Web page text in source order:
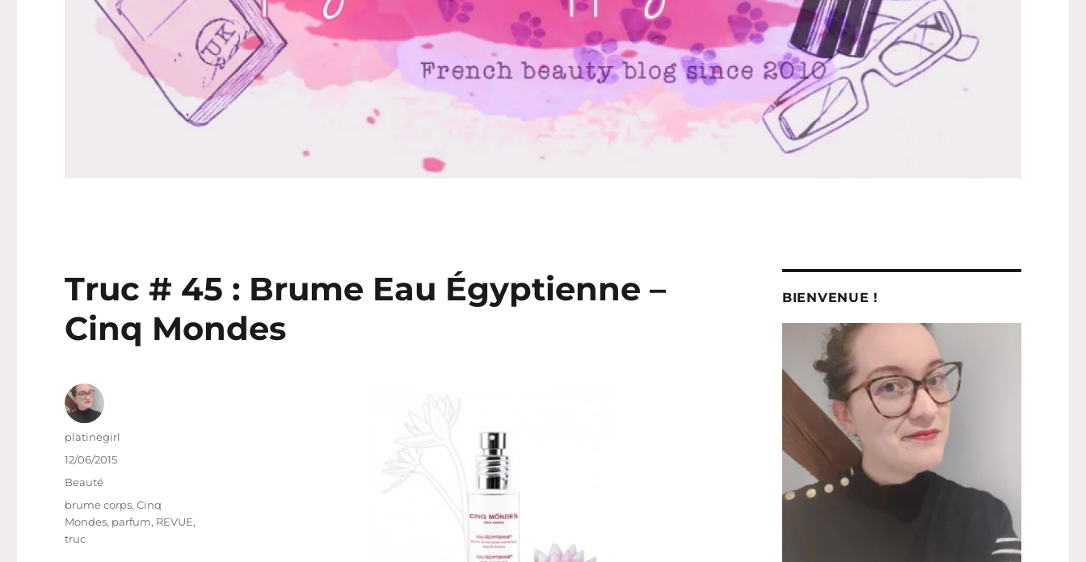
Truc # 45 : Brume Eau Égyptienne –
Cinq Mondes
Auteur
platinegirl
Publié
12/06/2015
Catégories
Beauté
Étiquettes
brume corps,Cinq
Mondes, parfum, REVUE,
truc
BIENVENUE !